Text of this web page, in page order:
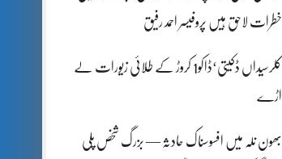
خطرات لاحق ہیں پروفیسر احمد رفیق
کلرسیداں ڈکیتی‘ڈاکو1 کروڑ کے طلائی زیورات لے
اڑے
بھون نلہ میں افسوسناک حادثہ — بزرگ شخص پلی